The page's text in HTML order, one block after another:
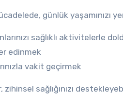
günlük yaşamınızı
sağlıklı aktivitelerle
edinmek
vakit geçirmek
sağlığınızı